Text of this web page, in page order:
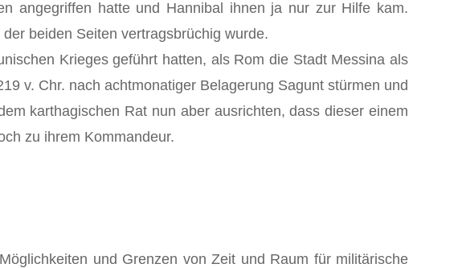
angegriffen hatte und Hannibal ihnen ja nur zur Hilfe kam.
beiden Seiten vertragsbrüchig wurde.
Krieges geführt hatten, als Rom die Stadt Messina als
v. Chr. nach achtmonatiger Belagerung Sagunt stürmen und
karthagischen Rat nun aber ausrichten, dass dieser einem
zu ihrem Kommandeur.
und Grenzen von Zeit und Raum für militärische